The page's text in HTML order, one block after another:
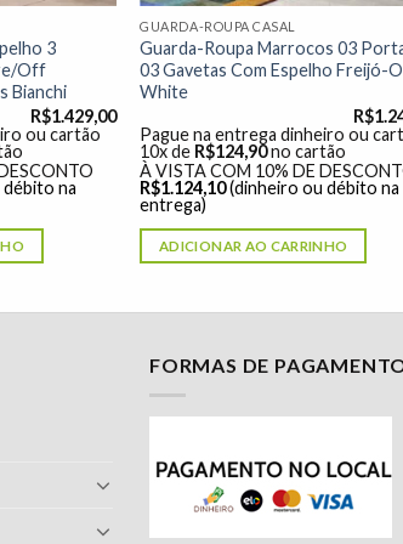
3
Off
Bianchi
R$1.429,00
ou cartão
na
GUARDA-ROUPA CASAL
Guarda-Roupa Marrocos 03
03 Gavetas Com Espelho Freijó-
White
R$
Pague na entrega dinheiro ou
10x de R$124,90no cartão
À VISTA COM 10% DE
R$1.124,10(dinheiro ou débito na
entrega)
ADICIONAR AO CARRINHO
FORMAS DE